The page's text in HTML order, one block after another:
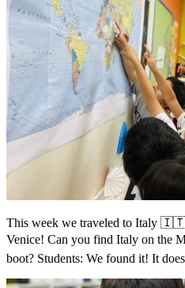
This week we traveled to Italy 🇮🇹
Venice! Can you find Italy on the
boot? Students: We found it! It